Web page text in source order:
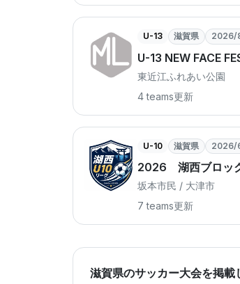
U-13 滋賀県 2026/
U-13 NEW FACE
東近江ふれあい公園
4 teams更新
U-10 滋賀県 2026/
2026 湖西ブロッ
坂本市民 / 大津市
7 teams更新
滋賀県のサッカー大会を掲載